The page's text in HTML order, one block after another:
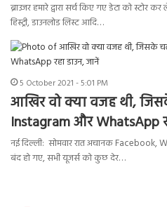
ब्राउजर हमारे द्वारा सर्च किए गए डेटा को स्टोर
हिस्ट्री, डाउनलोड लिस्ट आदि…
5 October 2021 - 5:01 PM
आखिर वो क्या वजह थी,
Instagram और WhatsApp
नई दिल्ली: सोमवार रात अचानक
बंद हो गए, सभी यूजर्स को कुछ देर…